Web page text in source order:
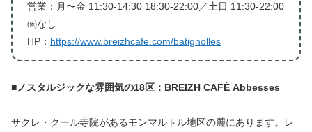
営業：月〜金 11:30-14:30 18:30-22:00／土日 11:30-22:00
㉁なし
HP： https://www.breizhcafe.com/batignolles
■ノスタルジックな雰囲気の18区：BREIZH CAFÉ Abbesses
サクレ・クール寺院があるモンマルトル地区の麓にあります。レ